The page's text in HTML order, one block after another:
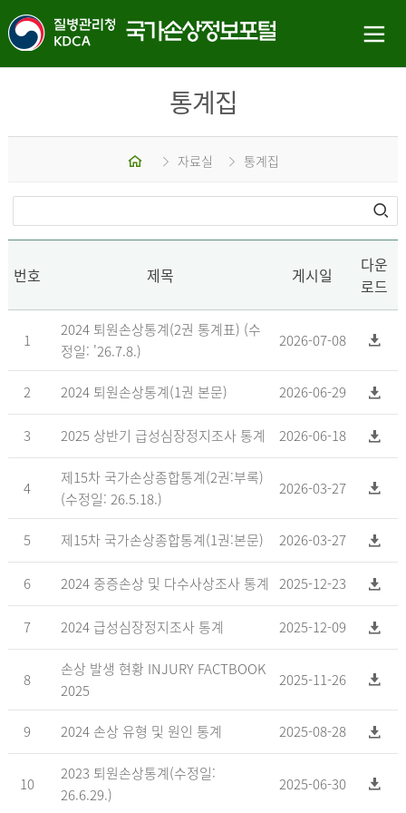
통계집
홈 자료실 통계집
번호 제목 게시일
다운
로드
1
2024 퇴원손상통계(2권 통계표) (수
정일: '26.7.8.)
2026-07-08
2 2024 퇴원손상통계(1권 본문) 2026-06-29
3 2025 상반기 급성심장정지조사 통계 2026-06-18
4
제15차 국가손상종합통계(2권:부록)
(수정일: 26.5.18.)
2026-03-27
5 제15차 국가손상종합통계(1권:본문) 2026-03-27
6 2024 중증손상 및 다수사상조사 통계 2025-12-23
7 2024 급성심장정지조사 통계 2025-12-09
8
손상 발생 현황 INJURY FACTBOOK
2025
2025-11-26
9 2024 손상 유형 및 원인 통계 2025-08-28
10
2023 퇴원손상통계(수정일:
26.6.29.)
2025-06-30